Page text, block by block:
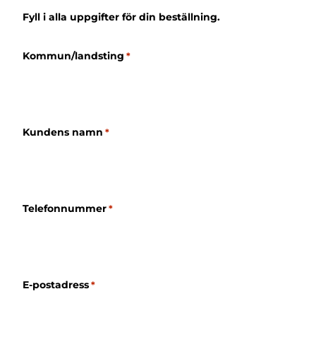
Fyll i alla uppgifter för din beställning.
Kommun/landsting *
Kundens namn *
Telefonnummer *
E-postadress *